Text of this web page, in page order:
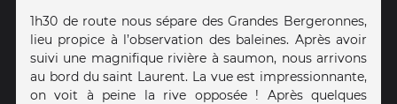
1h30 de route nous sépare des Grandes Bergeronnes,
lieu propice à l’observation des baleines. Après avoir
suivi une magnifique rivière à saumon, nous arrivons
au bord du saint Laurent. La vue est impressionnante,
on voit à peine la rive opposée ! Après quelques